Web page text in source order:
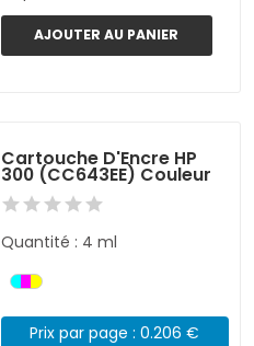
AJOUTER AU PANIER
Cartouche D'Encre HP
300 (CC643EE) Couleur
Quantité : 4 ml
Prix par page : 0.206 €